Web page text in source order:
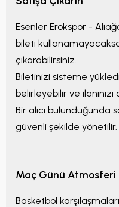
Esenler Erokspor -
bileti
çıkarabilirsiniz.
Biletinizi sisteme
belirleyebilir ve
Bir alıcı bulunduğunda
güvenli şekilde yönetilir.
Maç Günü Atmosferi
Basketbol